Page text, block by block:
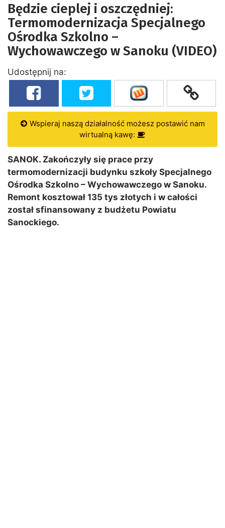
Będzie cieplej i oszczędniej:
Termomodernizacja Specjalnego
Ośrodka Szkolno –
Wychowawczego w Sanoku (VIDEO)
Udostępnij na:
Wspieraj naszą działalność możesz postawić nam
wirtualną kawę:
SANOK. Zakończyły się prace przy
termomodernizacji budynku szkoły Specjalnego
Ośrodka Szkolno – Wychowawczego w Sanoku.
Remont kosztował 135 tys złotych i w całości
został sfinansowany z budżetu Powiatu
Sanockiego.